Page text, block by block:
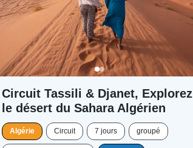
Circuit Tassili & Djanet, Explorez
le désert du Sahara Algérien
Algérie Circuit 7 jours groupé